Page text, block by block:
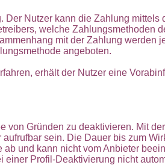
Nutzer kann die Zahlung
welche Zahlungsmethoden
mit der Zahlung werden
angeboten.
erhält der Nutzer eine
von Gründen zu deaktivieren. Mit
sein. Die Dauer bis zum
und kann nicht vom Anbieter
Profil-Deaktivierung nicht